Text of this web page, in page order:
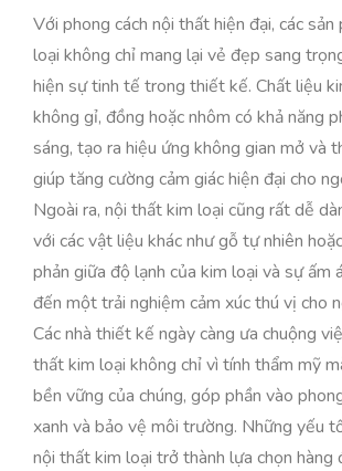
Với phong cách nội thất hiện đại, các
loại không chỉ mang lại vẻ đẹp sang
hiện sự tinh tế trong thiết kế. Chất liệu
không gỉ, đồng hoặc nhôm có khả năng
sáng, tạo ra hiệu ứng không gian mở và
giúp tăng cường cảm giác hiện đại cho
Ngoài ra, nội thất kim loại cũng rất dễ
với các vật liệu khác như gỗ tự nhiên
phản giữa độ lạnh của kim loại và sự ấm
đến một trải nghiệm cảm xúc thú vị cho
Các nhà thiết kế ngày càng ưa chuộng
thất kim loại không chỉ vì tính thẩm mỹ
bền vững của chúng, góp phần vào
xanh và bảo vệ môi trường. Những yếu
nội thất kim loại trở thành lựa chọn hàng